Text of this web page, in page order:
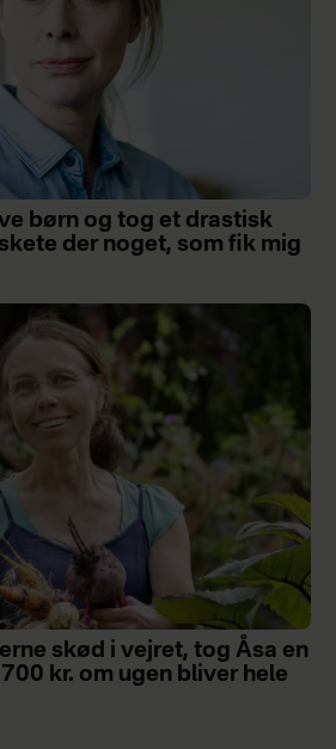
børn og tog et drastisk
der noget, som fik mig
skød i vejret, tog Åsa en
kr. om ugen bliver hele